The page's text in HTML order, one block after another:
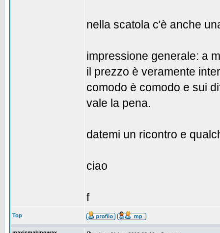
nella scatola c'è anche
impressione generale: a
il prezzo è veramente
comodo è comodo e sui
vale la pena.
datemi un ricontro e
ciao
f
Top